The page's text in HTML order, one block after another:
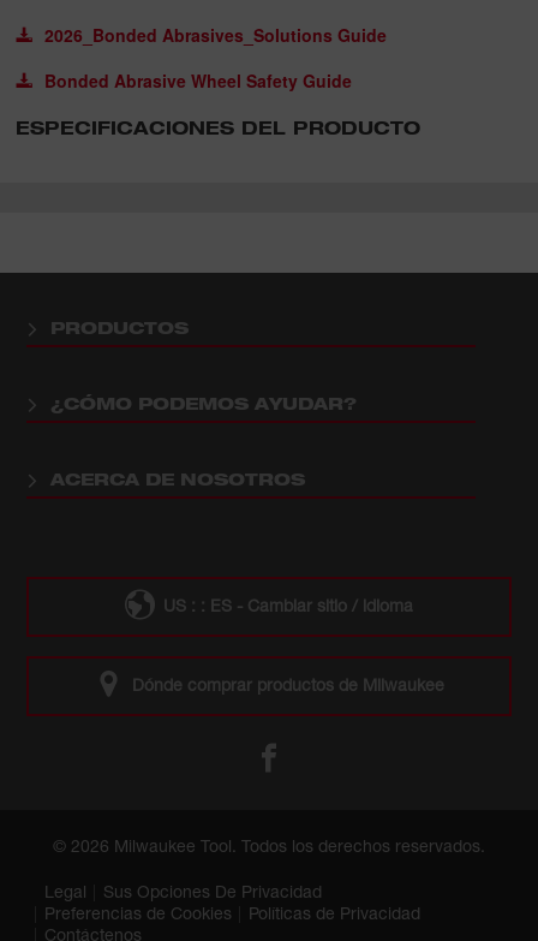
2026_Bonded Abrasives_Solutions Guide
Bonded Abrasive Wheel Safety Guide
ESPECIFICACIONES DEL PRODUCTO
PRODUCTOS
¿CÓMO PODEMOS AYUDAR?
ACERCA DE NOSOTROS
US : : ES - Cambiar sitio / idioma
Dónde comprar productos de Milwaukee
© 2026 Milwaukee Tool. Todos los derechos reservados.
Legal
Sus Opciones De Privacidad
Preferencias de Cookies
Políticas de Privacidad
Contáctenos